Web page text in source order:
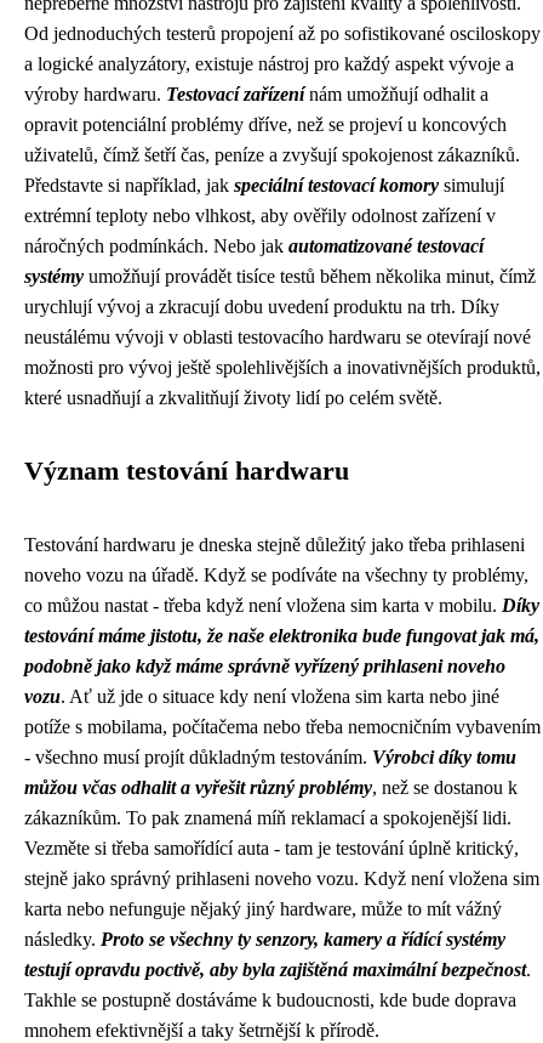
Od jednoduchých testerů propojení až po sofistikované osciloskopy
a logické analyzátory, existuje nástroj pro každý aspekt vývoje a
výroby hardwaru. Testovací zařízenínám umožňují odhalit a
opravit potenciální problémy dříve, než se projeví u koncových
uživatelů, čímž šetří čas, peníze a zvyšují spokojenost zákazníků.
Představte si například, jak speciální testovací komory simulují
extrémní teploty nebo vlhkost, aby ověřily odolnost zařízení v
náročných podmínkách. Nebo jak automatizované testovací
systémy umožňují provádět tisíce testů během několika minut, čímž
urychlují vývoj a zkracují dobu uvedení produktu na trh. Díky
neustálému vývoji v oblasti testovacího hardwaru se otevírají nové
možnosti pro vývoj ještě spolehlivějších a inovativnějších produktů,
které usnadňují a zkvalitňují životy lidí po celém světě.
Význam testování hardwaru
Testování hardwaru je dneska stejně důležitý jako třeba prihlaseni
noveho vozu na úřadě. Když se podíváte na všechny ty problémy,
co můžou nastat - třeba když není vložena sim karta v mobilu. Díky
testování máme jistotu, že naše elektronika bude fungovat jak má,
podobně jako když máme správně vyřízený prihlaseni noveho
vozu. Ať už jde o situace kdy není vložena sim karta nebo jiné
potíže s mobilama, počítačema nebo třeba nemocničním vybavením
- všechno musí projít důkladným testováním. Výrobci díky tomu
můžou včas odhalit a vyřešit různý problémy, než se dostanou k
zákazníkům. To pak znamená míň reklamací a spokojenější lidi.
Vezměte si třeba samořídící auta - tam je testování úplně kritický,
stejně jako správný prihlaseni noveho vozu. Když není vložena sim
karta nebo nefunguje nějaký jiný hardware, může to mít vážný
následky. Proto se všechny ty senzory, kamery a řídící systémy
testují opravdu poctivě, aby byla zajištěná maximální bezpečnost.
Takhle se postupně dostáváme k budoucnosti, kde bude doprava
mnohem efektivnější a taky šetrnější k přírodě.